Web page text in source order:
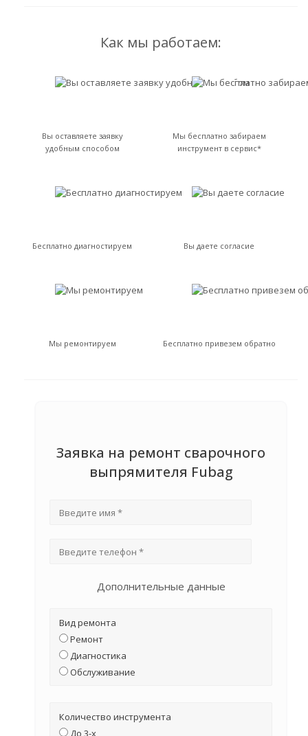
Как мы работаем:
Вы оставляете заявку
удобным способом
Мы бесплатно забираем
инструмент в сервис*
Бесплатно диагностируем Вы даете согласие
Мы ремонтируем Бесплатно привезем обратно
Заявка на ремонт сварочного
выпрямителя Fubag
Дополнительные данные
Вид ремонта
Ремонт
Диагностика
Обслуживание
Количество инструмента
До 3-х